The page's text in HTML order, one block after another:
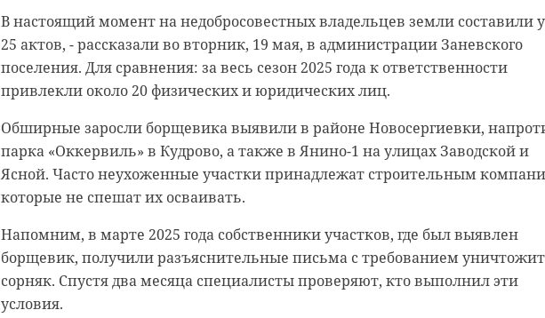
В настоящий момент на недобросовестных владельцев земли составили
25 актов, - рассказали во вторник, 19 мая, в администрации Заневского
поселения. Для сравнения: за весь сезон 2025 года к ответственности
привлекли около 20 физических и юридических лиц.
Обширные заросли борщевика выявили в районе Новосергиевки,
парка «Оккервиль» в Кудрово, а также в Янино-1 на улицах Заводской и
Ясной. Часто неухоженные участки принадлежат строительным
которые не спешат их осваивать.
Напомним, в марте 2025 года собственники участков, где был выявлен
борщевик, получили разъяснительные письма с требованием
сорняк. Спустя два месяца специалисты проверяют, кто выполнил эти
условия.
завершилась со счетом 6:2.
Перед началом матчей на «Рощино Арене» прошла церемония открытия
сезона. С приветственным словом выступил тренер главной команды
участвуют 20 команд из десяти спортшкол семи регионов СЗФО.
Отметим, «Ленинградец» выступает в ЮФЛ Северо-Запад шестой год
На счету спортивной школы три чемпионских трофея, восемь
Команда 2010 года рождения является действующим победителем ЮФЛ
Северо-Запад. В прошлом сезоне она установила рекорд лиги по
побед подряд - 19.
Подписывайтесь на нас в
Губернатор Ленинградской области Александр Дрозденко в рамках
поездки в ДНР возложил цветы к монументу в Ольховатке. Объект
восстанавливали силами строителей 47 региона.
Поселок Ольховатка к моменту возвращения Донбасса в состав РФ
в патовом состоянии: в населенном пункте не велись работы по
благоустройству, поэтому, многие объекты оказались в полуразрушенном
состоянии. Когда Ленинградская область взяла шефство над Енакиево, по
распоряжению Александра Дрозденко подрядчики из 47 региона взяли на
себя обязательство восстановить братское захоронение.